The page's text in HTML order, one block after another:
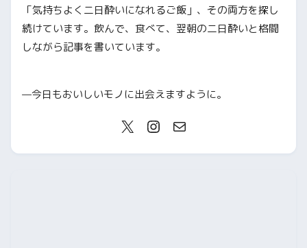
「気持ちよく二日酔いになれるご飯」、その両方を探し
続けています。飲んで、食べて、翌朝の二日酔いと格闘
しながら記事を書いています。
—今日もおいしいモノに出会えますように。